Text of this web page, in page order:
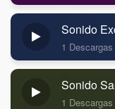
Sonido
1 Descargas
Sonido
1 Descargas